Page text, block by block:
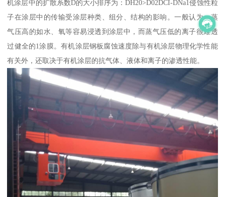
机涂层中的扩散系数D的大小排序为：DH20>D02DCI-DNa1侵蚀性粒
子在涂层中的传输受涂层种类、组分、结构的影响。一般认为，蒸
气压高的如水、氧等容易浸透到涂层中，而蒸气压低的离子很难透
过健全的1涂膜。有机涂层钢板腐蚀速度除与有机涂层物理化学性能
有关外，还取决于有机涂层的抗气体、液体和离子的渗透性能。